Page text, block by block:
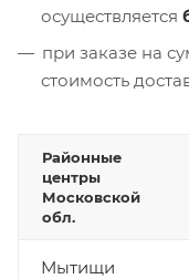
осуществляется
при заказе на
стоимость
Районные
центры
Московской
обл.
Мытищи